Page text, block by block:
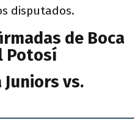
disputados.
de Boca
Potosí
vs.